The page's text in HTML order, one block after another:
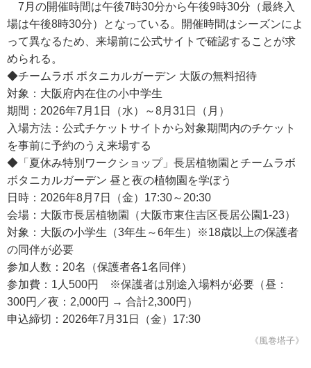
7月の開催時間は午後7時30分から午後9時30分（最終入
場は午後8時30分）となっている。開催時間はシーズンによ
って異なるため、来場前に公式サイトで確認することが求
められる。
◆チームラボ ボタニカルガーデン 大阪の無料招待
対象：大阪府内在住の小中学生
期間：2026年7月1日（水）～8月31日（月）
入場方法：公式チケットサイトから対象期間内のチケット
を事前に予約のうえ来場する
◆「夏休み特別ワークショップ」長居植物園とチームラボ
ボタニカルガーデン 昼と夜の植物園を学ぼう
日時：2026年8月7日（金）17:30～20:30
会場：大阪市長居植物園（大阪市東住吉区長居公園1-23）
対象：大阪の小学生（3年生～6年生）※18歳以上の保護者
の同伴が必要
参加人数：20名（保護者各1名同伴）
参加費：1人500円 ※保護者は別途入場料が必要（昼：
300円／夜：2,000円 → 合計2,300円）
申込締切：2026年7月31日（金）17:30
《風巻塔子》